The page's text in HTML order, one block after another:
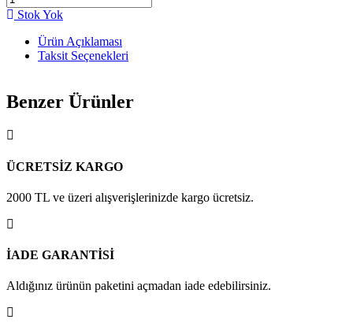
Stok Yok
Ürün Açıklaması
Taksit Seçenekleri
Benzer Ürünler
ÜCRETSİZ KARGO
2000 TL ve üzeri alışverişlerinizde kargo ücretsiz.
İADE GARANTİSİ
Aldığınız ürünün paketini açmadan iade edebilirsiniz.